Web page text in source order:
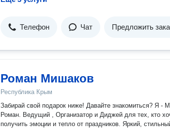
Телефон Чат Предложить
Роман Мишаков
Республика Крым
Забирай свой подарок ниже! Давайте знакомиться? Я - Мишаков
Роман. Ведущий , Организатор и Диджей для тех, кто
получить эмоции и тепло от праздников. Яpкий, стильный,